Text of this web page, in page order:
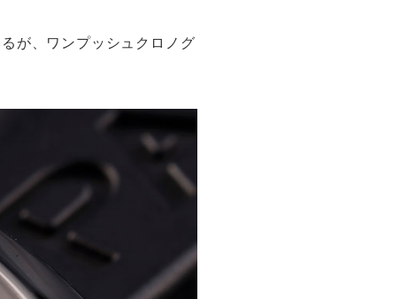
が、ワンプッシュクロノグ